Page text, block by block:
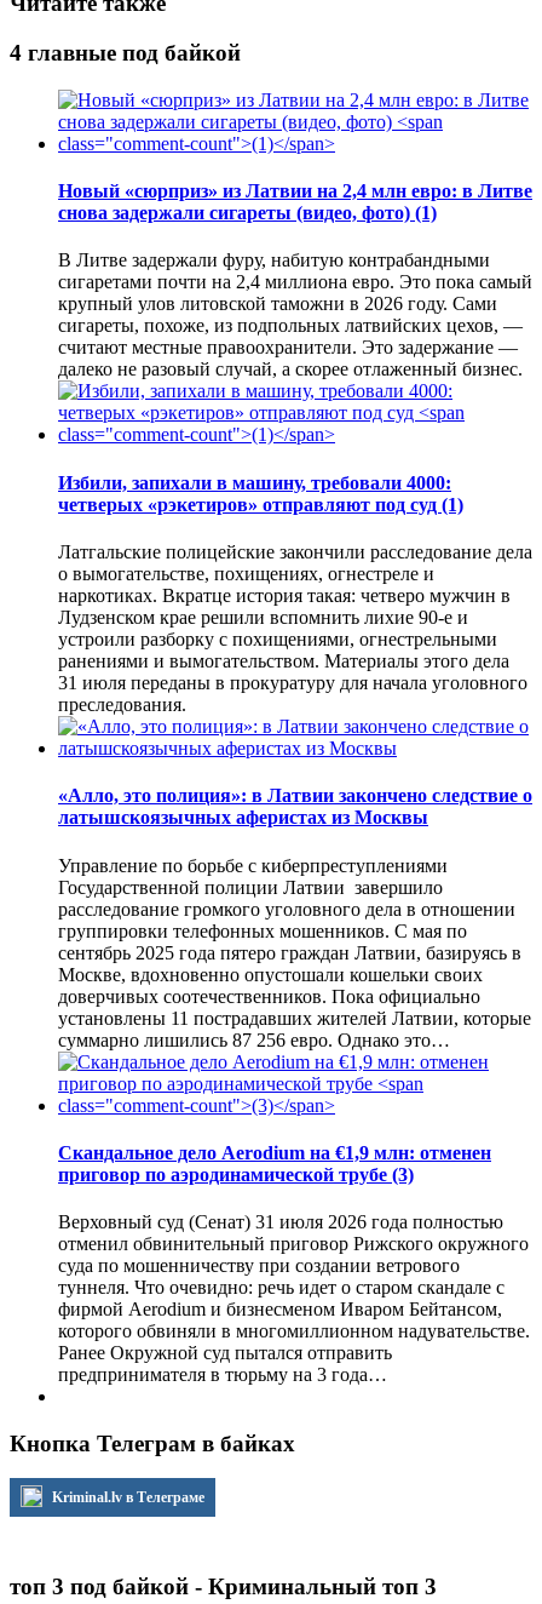
4 главные под байкой
Новый «сюрприз» из Латвии на 2,4 млн евро: в Литве
снова задержали сигареты (видео, фото) (1)
В Литве задержали фуру, набитую контрабандными
сигаретами почти на 2,4 миллиона евро. Это пока самый
крупный улов литовской таможни в 2026 году. Сами
сигареты, похоже, из подпольных латвийских цехов, —
считают местные правоохранители. Это задержание —
далеко не разовый случай, а скорее отлаженный бизнес.
Избили, запихали в машину, требовали 4000:
четверых «рэкетиров» отправляют под суд (1)
Латгальские полицейские закончили расследование дела
о вымогательстве, похищениях, огнестреле и
наркотиках. Вкратце история такая: четверо мужчин в
Лудзенском крае решили вспомнить лихие 90-е и
устроили разборку с похищениями, огнестрельными
ранениями и вымогательством. Материалы этого дела
31 июля переданы в прокуратуру для начала уголовного
преследования.
«Алло, это полиция»: в Латвии закончено следствие о
латышскоязычных аферистах из Москвы
Управление по борьбе с киберпреступлениями
Государственной полиции Латвии завершило
расследование громкого уголовного дела в отношении
группировки телефонных мошенников. С мая по
сентябрь 2025 года пятеро граждан Латвии, базируясь в
Москве, вдохновенно опустошали кошельки своих
доверчивых соотечественников. Пока официально
установлены 11 пострадавших жителей Латвии, которые
суммарно лишились 87 256 евро. Однако это…
Скандальное дело Aerodium на €1,9 млн: отменен
приговор по аэродинамической трубе (3)
Верховный суд (Сенат) 31 июля 2026 года полностью
отменил обвинительный приговор Рижского окружного
суда по мошенничеству при создании ветрового
туннеля. Что очевидно: речь идет о старом скандале с
фирмой Aerodium и бизнесменом Иваром Бейтансом,
которого обвиняли в многомиллионном надувательстве.
Ранее Окружной суд пытался отправить
предпринимателя в тюрьму на 3 года…
Кнопка Телеграм в байках
Kriminal.lv в Телеграме
топ 3 под байкой - Криминальный топ 3